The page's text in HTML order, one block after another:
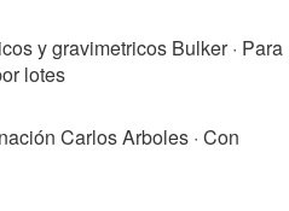
y gravimetricos Bulker· Para
lotes
Carlos Arboles · Con